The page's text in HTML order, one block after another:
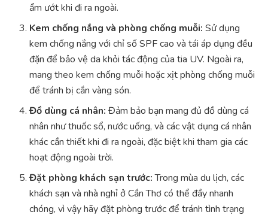
ẩm ướt khi đi ra ngoài.
Kem chống nắng và phòng chống muỗi: Sử dụng
kem chống nắng với chỉ số SPF cao và tái áp dụng đều
đặn để bảo vệ da khỏi tác động của tia UV. Ngoài ra,
mang theo kem chống muỗi hoặc xịt phòng chống muỗi
để tránh bị cắn vàng són.
Đồ dùng cá nhân: Đảm bảo bạn mang đủ đồ dùng cá
nhân như thuốc sổ, nước uống, và các vật dụng cá nhân
khác cần thiết khi đi ra ngoài, đặc biệt khi tham gia các
hoạt động ngoài trời.
Đặt phòng khách sạn trước:Trong mùa du lịch, các
khách sạn và nhà nghỉ ở Cần Thơ có thể đầy nhanh
chóng, vì vậy hãy đặt phòng trước để tránh tình trạng